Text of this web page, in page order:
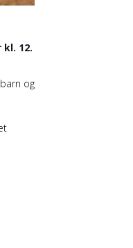
12.
og